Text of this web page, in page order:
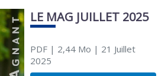
LE MAG JUILLET 2025
PDF| 2,44 Mo | 21 Juillet
2025